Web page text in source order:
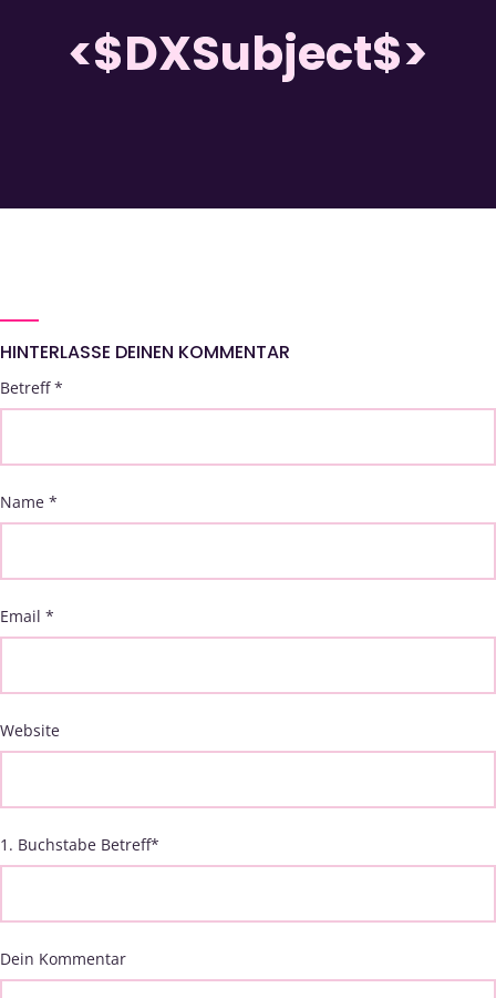
<$DXSubject$>
HINTERLASSE DEINEN KOMMENTAR
Betreff*
Name *
Email *
Website
1. Buchstabe Betreff*
Dein Kommentar